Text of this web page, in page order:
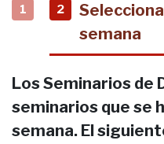
1 2
semana
Los Seminarios de
seminarios que se
semana. El